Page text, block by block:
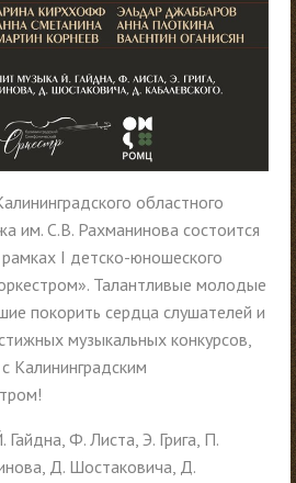
областного
им. С.В. Рахманинова состоится
I детско-юношеского
Талантливые молодые
покорить сердца слушателей и
музыкальных конкурсов,
Калининградским
Ф. Листа, Э. Грига, П.
Д. Шостаковича, Д.